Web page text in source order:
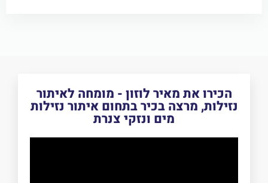
הכירו את מאיר לוזון - מומחה לאיתור
נזילות, מרצה בכיר בתחום איתור נזילות
מים ונזקי צנרת